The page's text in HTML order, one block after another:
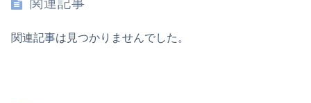
関連記事
関連記事は見つかりませんでした。